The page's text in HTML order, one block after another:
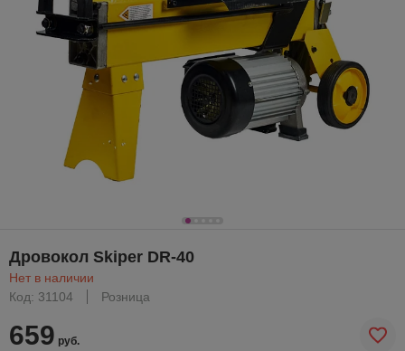
Дровокол Skiper DR-40
Нет в наличии
Код: 31104
Розница
659 руб.